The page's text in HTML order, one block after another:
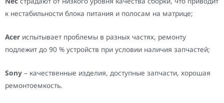
к нестабильности блока питания и полосам на матрице;
Аcer испытывает проблемы в разных частях, ремонту
подлежит до 90 % устройств при условии наличия запчастей;
Sony – качественные изделия, доступные запчасти, хорошая
ремонтоемкость.